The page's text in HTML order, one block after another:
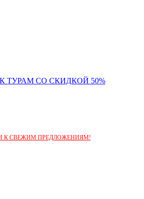
ТУРАМ СО СКИДКОЙ 50%
К СВЕЖИМ ПРЕДЛОЖЕНИЯМ!